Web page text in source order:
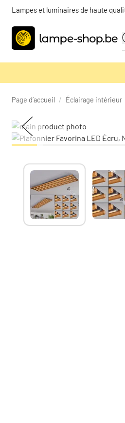
Lampes et luminaires de haute
Page d’accueil / Éclairage intérieur